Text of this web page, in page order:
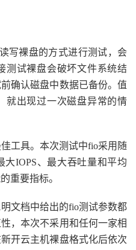
写裸盘的方式进行测试，会
测试裸盘会破坏文件系统结
确认磁盘中数据已备份。值
就出现过一次磁盘异常的情
工具。本次测试中fio采用随
IOPS、最大吞吐量和平均
重要指标。
文档中给出的fio测试参数都
，本次不采用和任何一家相
开云主机裸盘格式化后依次